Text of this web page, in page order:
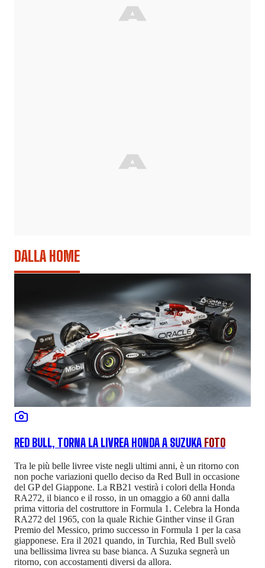
DALLA HOME
RED BULL, TORNA LA LIVREA HONDA A SUZUKA FOTO
Tra le più belle livree viste negli ultimi anni, è un ritorno con
non poche variazioni quello deciso da Red Bull in occasione
del GP del Giappone. La RB21 vestirà i colori della Honda
RA272, il bianco e il rosso, in un omaggio a 60 anni dalla
prima vittoria del costruttore in Formula 1. Celebra la Honda
RA272 del 1965, con la quale Richie Ginther vinse il Gran
Premio del Messico, primo successo in Formula 1 per la casa
giapponese. Era il 2021 quando, in Turchia, Red Bull svelò
una bellissima livrea su base bianca. A Suzuka segnerà un
ritorno, con accostamenti diversi da allora.